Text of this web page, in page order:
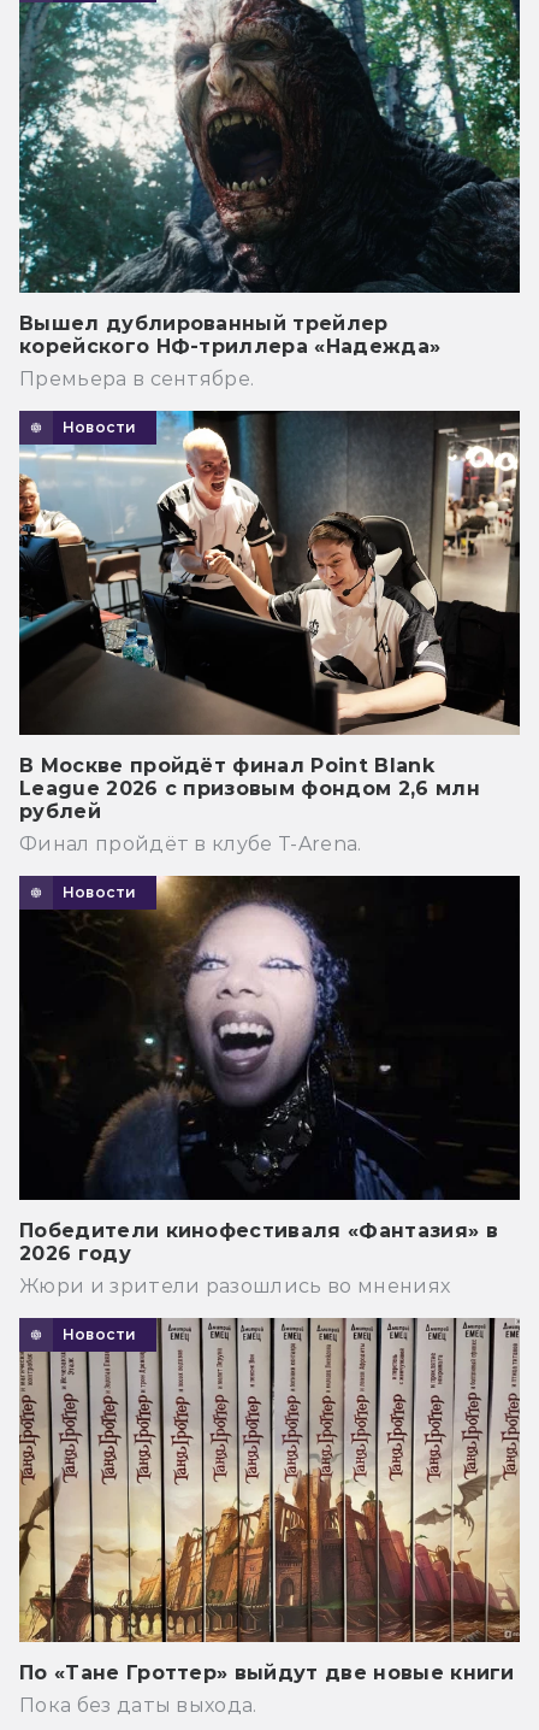
Вышел дублированный трейлер
корейского НФ-триллера «Надежда»
Премьера в сентябре.
Новости
В Москве пройдёт финал Point Blank
League 2026 с призовым фондом 2,6 млн
рублей
Финал пройдёт в клубе T-Arena.
Новости
Победители кинофестиваля «Фантазия» в
2026 году
Жюри и зрители разошлись во мнениях
Новости
По «Тане Гроттер» выйдут две новые книги
Пока без даты выхода.